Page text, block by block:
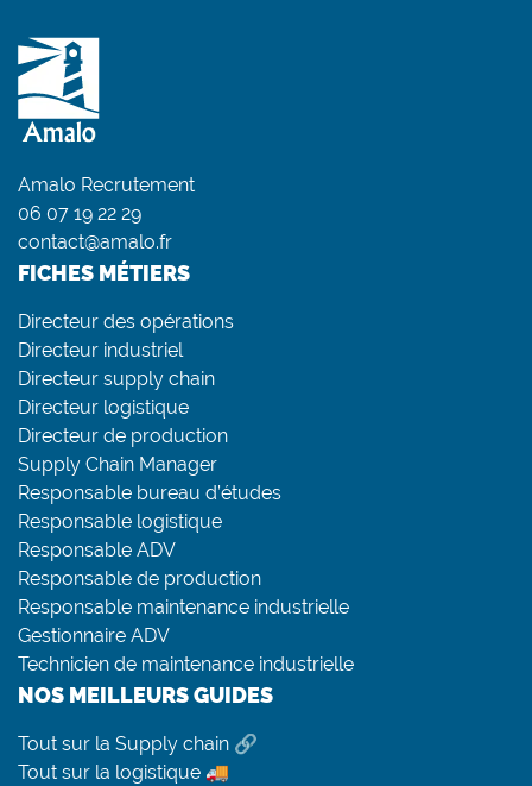
Amalo Recrutement
06 07 19 22 29
contact@amalo.fr
FICHES MÉTIERS
Directeur des opérations
Directeur industriel
Directeur supply chain
Directeur logistique
Directeur de production
Supply Chain Manager
Responsable bureau d’études
Responsable logistique
Responsable ADV
Responsable de production
Responsable maintenance industrielle
Gestionnaire ADV
Technicien de maintenance industrielle
NOS MEILLEURS GUIDES
Tout sur la Supply chain 🔗
Tout sur la logistique 🚚